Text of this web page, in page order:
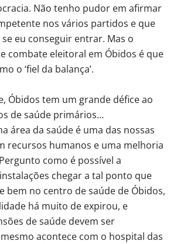
Não tenho pudor em afirmar
nos vários partidos e que
eu conseguir entrar. Mas o
combate eleitoral em Óbidos é que
o ‘fiel da balança’.
Óbidos tem um grande défice ao
de saúde primários…
área da saúde é uma das nossas
recursos humanos e uma melhoria
como é possível a
chegar a tal ponto que
bem no centro de saúde de Óbidos,
há muito de expirou, e
de saúde devem ser
acontece com o hospital das